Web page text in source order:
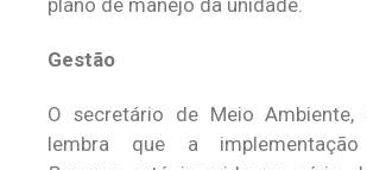
plano de manejo da unidade.
Gestão
O secretário de Meio Ambiente,
lembra que a